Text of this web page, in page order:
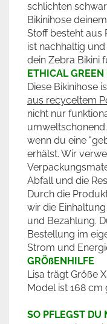
schlichten
Bikinihose
Stoff besteht aus
ist nachhaltig
dein Zebra Bikini
ETHICAL GREEN
Diese Bikinihose
aus recyceltem
nicht nur
wenn du eine
erhälst. Wir
Abfall und die
Durch die
wir die
und Bezahlung.
Bestellung im
Strom und
GRÖßENHILFE
Lisa trägt Größe
Model ist 168 cm
SO PFLEGST DU